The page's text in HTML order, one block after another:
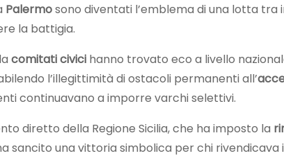
Palermosono diventati l’emblema di una lotta
la battigia.
comitati civici hanno trovato eco a livello
l’illegittimità di ostacoli permanenti all’
continuavano a imporre varchi selettivi.
diretto della Regione Sicilia, che ha imposto la
sancito una vittoria simbolica per chi